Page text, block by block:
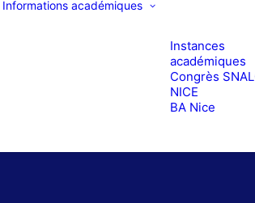
Informations académiques
Instances
académiques
Congrès
NICE
BA Nice